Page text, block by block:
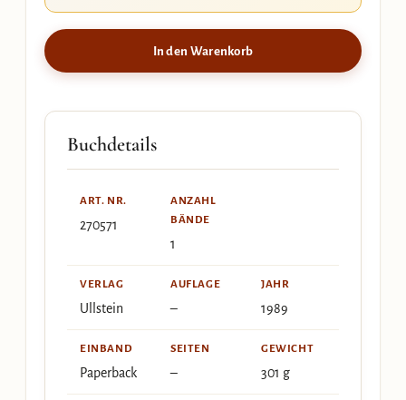
In den Warenkorb
Buchdetails
ART. NR.
270571
ANZAHL
BÄNDE
1
VERLAG
Ullstein
AUFLAGE
–
JAHR
1989
EINBAND
Paperback
SEITEN
–
GEWICHT
301 g